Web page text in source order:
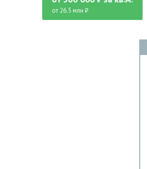
от 26.5 млн ₽